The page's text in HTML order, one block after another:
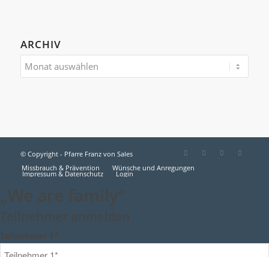
ARCHIV
© Copyright - Pfarre Franz von Sales
Missbrauch & Prävention
Wünsche und Anregungen
Impressum & Datenschutz Login
„We are family“
Teilnehmer anmelden
Teilnehmer 1*